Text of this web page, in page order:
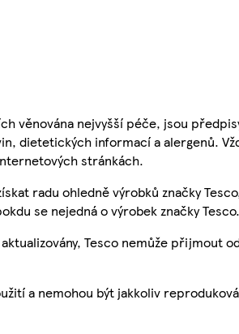
věnována nejvyšší péče, jsou
dietetických informací a alergenů.
stránkách.
radu ohledně výrobků značky
se nejedná o výrobek značky Tesco.
Tesco nemůže přijmout
a nemohou být jakkoliv